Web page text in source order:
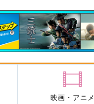
映画・アニメ